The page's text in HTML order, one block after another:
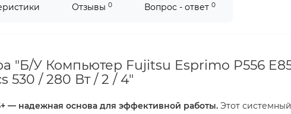
Отзывы 0 Вопрос - ответ 0
"Б/У Компьютер Fujitsu Esprimo P556
530 / 280 Вт / 2 / 4"
— надежная основа для эффективной работы. Этот